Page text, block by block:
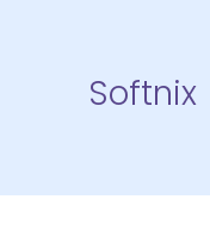
Softnix